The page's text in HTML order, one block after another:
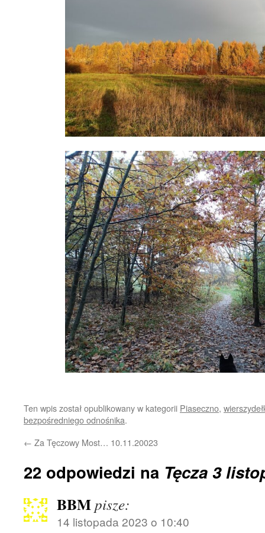
Ten wpis został opublikowany w kategorii Piaseczno,
bezpośredniego odnośnika.
← Za Tęczowy Most… 10.11.20023
22 odpowiedzi na Tęcza 3
BBMpisze:
14 listopada 2023 o 10:40